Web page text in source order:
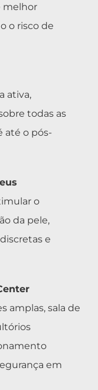
melhor
o risco de
ativa,
todas as
até o pós-
o
da pele,
e
amplas, sala de
em